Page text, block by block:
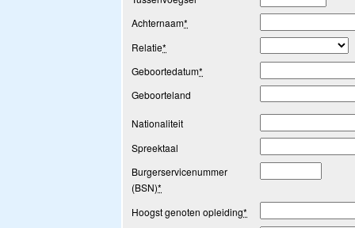
Achternaam*
Relatie*
Geboortedatum*
Geboorteland
Nationaliteit
Spreektaal
Burgerservicenummer
(BSN)*
Hoogst genoten opleiding*